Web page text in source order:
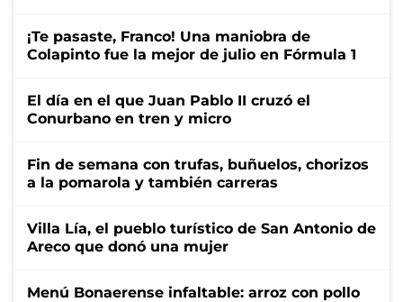
¡Te pasaste, Franco! Una maniobra de
Colapinto fue la mejor de julio en Fórmula 1
El día en el que Juan Pablo II cruzó el
Conurbano en tren y micro
Fin de semana con trufas, buñuelos, chorizos
a la pomarola y también carreras
Villa Lía, el pueblo turístico de San Antonio de
Areco que donó una mujer
Menú Bonaerense infaltable: arroz con pollo